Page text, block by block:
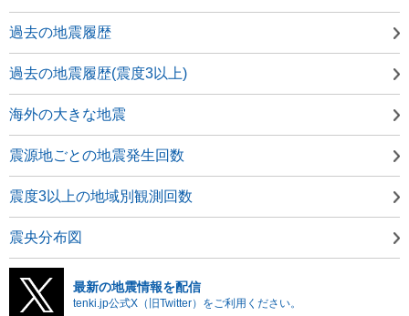
過去の地震履歴
過去の地震履歴(震度3以上)
海外の大きな地震
震源地ごとの地震発生回数
震度3以上の地域別観測回数
震央分布図
最新の地震情報を配信
tenki.jp公式X（旧Twitter）をご利用ください。